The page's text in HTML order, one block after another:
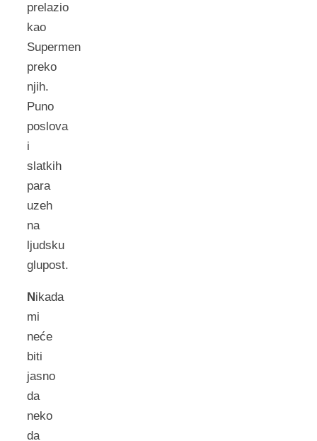
prelazio
kao
Supermen
preko
njih.
Puno
poslova
i
slatkih
para
uzeh
na
ljudsku
glupost.
Nikada
mi
neće
biti
jasno
da
neko
da